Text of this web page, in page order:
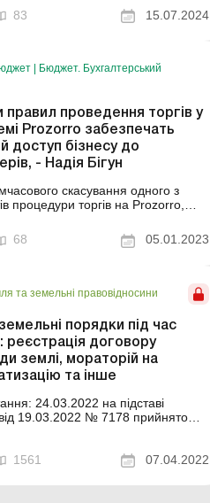
83 15.07.2024
Бюджет. Бухгалтерський
правил проведення торгів у
Prozorro забезпечать
доступ бізнесу до
- Надія Бігун
скасування одного з
процедури торгів на Prozorro,
закупівель. Зміна умов має
економію в системі,
ціною, з якою ...
68 05.01.2023
та земельні правовідносини
порядки під час
реєстрація договору
землі, мораторій на
та інше
24.03.2022 на підставі
19.03.2022 № 7178 прийнято
створення умов для
1561 07.04.2022